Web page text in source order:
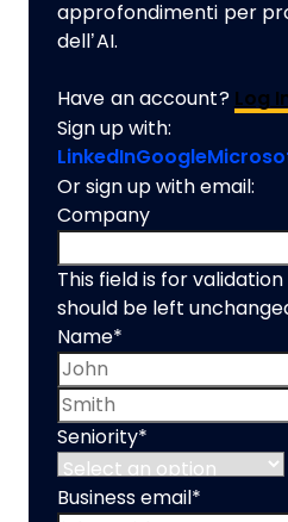
approfondimenti per
dell’AI.
Have an account? Log
Sign up with:
LinkedInGoogle
Or sign up with email:
Company
This field is for
should be left
Name*
Seniority*
Business email *